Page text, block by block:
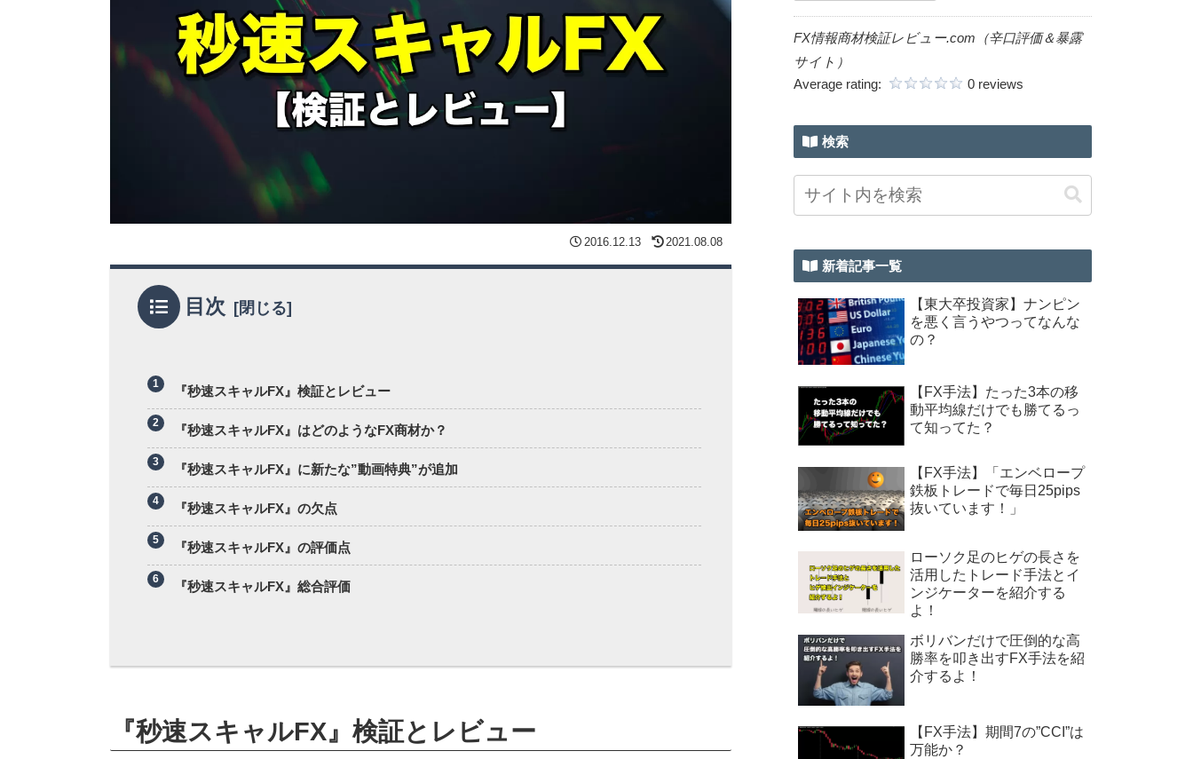
2016.12.13 2021.08.08
目次
『秒速スキャルFX』検証とレビュー
『秒速スキャルFX』はどのようなFX商材か？
『秒速スキャルFX』に新たな”動画特典”が追加
『秒速スキャルFX』の欠点
『秒速スキャルFX』の評価点
『秒速スキャルFX』総合評価
『秒速スキャルFX』検証とレビュー
FX情報商材検証レビュー.com（辛口評価＆暴露
サイト）
Average rating:
0 reviews
検索
新着記事一覧
【東大卒投資家】ナンピン
を悪く言うやつってなんな
の？
【FX手法】たった3本の移
動平均線だけでも勝てるっ
て知ってた？
【FX手法】「エンベロープ
鉄板トレードで毎日25pips
抜いています！」
ローソク足のヒゲの長さを
活用したトレード手法とイ
ンジケーターを紹介する
よ！
ボリバンだけで圧倒的な高
勝率を叩き出すFX手法を紹
介するよ！
【FX手法】期間7の”CCI”は
万能か？